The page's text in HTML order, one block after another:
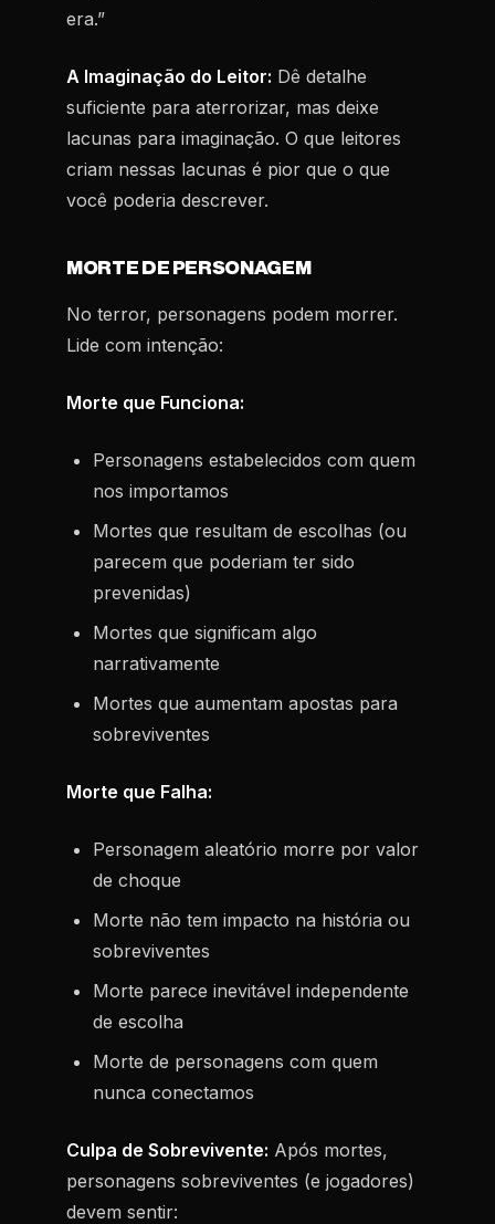
era.”
A Imaginação do Leitor: Dê detalhe
suficiente para aterrorizar, mas deixe
lacunas para imaginação. O que leitores
criam nessas lacunas é pior que o que
você poderia descrever.
MORTE DE PERSONAGEM
No terror, personagens podem morrer.
Lide com intenção:
Morte que Funciona:
Personagens estabelecidos com quem
nos importamos
Mortes que resultam de escolhas (ou
parecem que poderiam ter sido
prevenidas)
Mortes que significam algo
narrativamente
Mortes que aumentam apostas para
sobreviventes
Morte que Falha:
Personagem aleatório morre por valor
de choque
Morte não tem impacto na história ou
sobreviventes
Morte parece inevitável independente
de escolha
Morte de personagens com quem
nunca conectamos
Culpa de Sobrevivente: Após mortes,
personagens sobreviventes (e jogadores)
devem sentir: